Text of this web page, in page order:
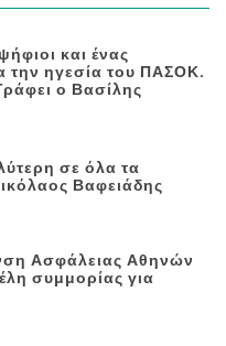
και ένας
την ηγεσία του ΠΑΣΟΚ.
ο Βασίλης
σε όλα τα
Βαφειάδης
Ασφάλειας Αθηνών
συμμορίας για